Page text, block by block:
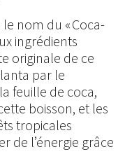
nom du « Coca-
ingrédients
originale de ce
par le
feuille de coca,
boisson, et les
tropicales
de l’énergie grâce